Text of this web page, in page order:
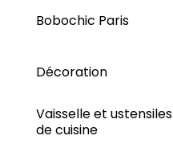
Bobochic Paris
Décoration
Vaisselle et ustensiles
de cuisine